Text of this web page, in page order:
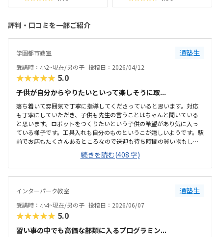
評判・口コミを一部ご紹介
学園都市教室 通塾生
受講時：小2~現在/男の子 投稿日：2026/04/12
★★★★★ 5.0
子供が自分からやりたいといって楽しそうに取...
落ち着いて雰囲気で丁寧に指導してくださっていると思います。対応
も丁寧にしていただき、子供も先生の言うことはちゃんと聞いている
と思います。ロボットをつくりたいという子供の希望があり気に入っ
ている様子です。工具入れも自分のものというこが嬉しいようです。駅
前でお店もたくさんあるところなので送迎も待ち時間の買い物もしや
すく、場所がとてもいいと思います。落ち着いて雰囲気で丁寧に指導
してくださっていると思います。対応も丁寧にしていただき、子供も先
生の言うことはちゃんと聞いていると思います。月２回なので、よく
ある習い事とくらべるとやや単価は高いかもしれませんが、子供が自
という子供の希望があり気に入っている様子です。工具入れも自分の
ものというこが嬉しいようです。今のところ特にありませんが、今後
進んでいく中で子供にも聞いてみたいと思います今...
続きを読む(408 字)
インターパーク教室 通塾生
受講時：小4~現在/男の子 投稿日：2026/06/07
★★★★★ 5.0
習い事の中でも高価な部類に入るプログラミン...